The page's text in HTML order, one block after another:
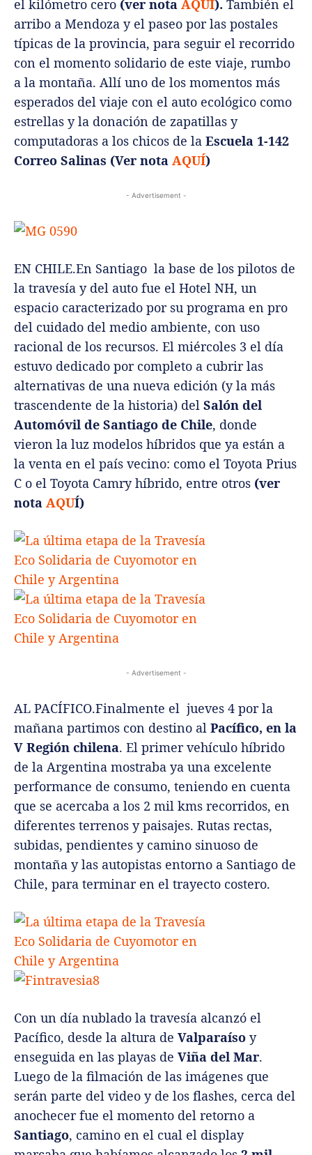
el kilómetro cero (ver nota AQUI). También el
arribo a Mendoza y el paseo por las postales
típicas de la provincia, para seguir el recorrido
con el momento solidario de este viaje, rumbo
a la montaña. Allí uno de los momentos más
esperados del viaje con el auto ecológico como
estrellas y la donación de zapatillas y
computadoras a los chicos de la Escuela 1-142
Correo Salinas (Ver nota AQUÍ)
- Advertisement -
EN CHILE.En Santiago la base de los pilotos de
la travesía y del auto fue el Hotel NH, un
espacio caracterizado por su programa en pro
del cuidado del medio ambiente, con uso
racional de los recursos. El miércoles 3 el día
estuvo dedicado por completo a cubrir las
alternativas de una nueva edición (y la más
trascendente de la historia) del Salón del
Automóvil de Santiago de Chile, donde
vieron la luz modelos híbridos que ya están a
la venta en el país vecino: como el Toyota Prius
C o el Toyota Camry híbrido, entre otros (ver
nota AQUÍ)
- Advertisement -
AL PACÍFICO.Finalmente el jueves 4 por la
mañana partimos con destino al Pacífico, en la
V Región chilena. El primer vehículo híbrido
de la Argentina mostraba ya una excelente
performance de consumo, teniendo en cuenta
que se acercaba a los 2 mil kms recorridos, en
diferentes terrenos y paisajes. Rutas rectas,
subidas, pendientes y camino sinuoso de
montaña y las autopistas entorno a Santiago de
Chile, para terminar en el trayecto costero.
Con un día nublado la travesía alcanzó el
Pacífico, desde la altura de Valparaíso y
enseguida en las playas de Viña del Mar.
Luego de la filmación de las imágenes que
serán parte del video y de los flashes, cerca del
anochecer fue el momento del retorno a
Santiago, camino en el cual el display